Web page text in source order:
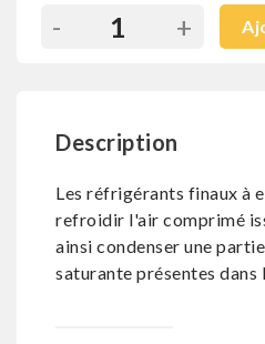
- +
Description
Les réfrigérants finaux à
refroidir l'air comprimé
ainsi condenser une
saturante présentes dans